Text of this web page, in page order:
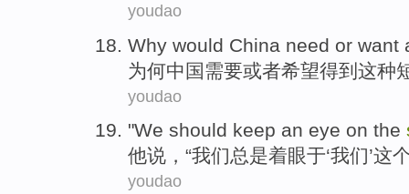
youdao
Why would China need or want
为何中国需要或者希望得到这种
youdao
"We should keep an eye on the
他说 ，“我们总是着眼于‘我们’这
youdao